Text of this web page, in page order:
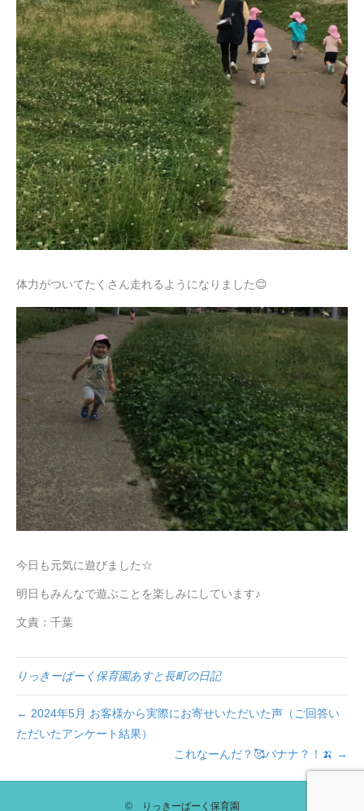
体力がついてたくさん走れるようになりました😊
今日も元気に遊びました☆
明日もみんなで遊ぶことを楽しみにしています♪
文責：千葉
りっきーぱーく保育園あすと長町の日記
← 2024年5月 お客様から実際にお寄せいただいた声（ご回答い
ただいたアンケート結果）
これなーんだ？🥰バナナ？！🍌 →
© りっきーぱーく保育園